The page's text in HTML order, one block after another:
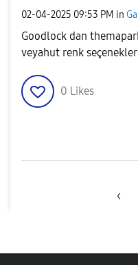
‎02-04-2025 09:53 PM in
Goodlock dan
veyahut renk
0 Likes